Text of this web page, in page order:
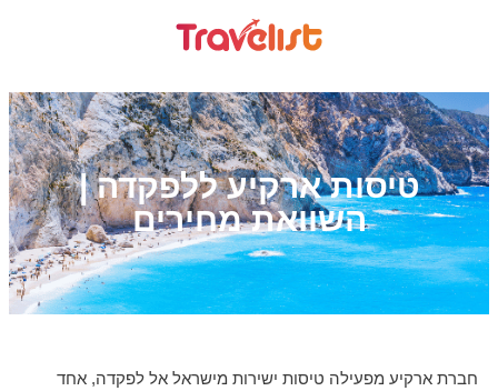
טיסות ארקיע ללפקדה |
השוואת מחירים
חברת ארקיע מפעילה טיסות ישירות מישראל אל לפקדה, אחד